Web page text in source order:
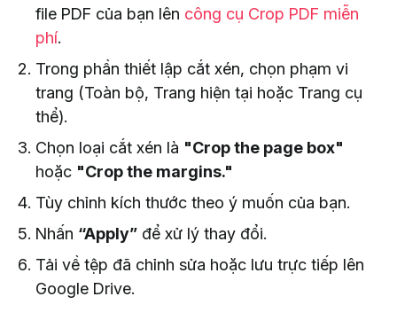
file PDF của bạn lên công cụ Crop PDF miễn
phí.
Trong phần thiết lập cắt xén, chọn phạm vi
trang (Toàn bộ, Trang hiện tại hoặc Trang cụ
thể).
Chọn loại cắt xén là "Crop the page box"
hoặc "Crop the margins."
Tùy chỉnh kích thước theo ý muốn của bạn.
Nhấn “Apply” để xử lý thay đổi.
Tải về tệp đã chỉnh sửa hoặc lưu trực tiếp lên
Google Drive.